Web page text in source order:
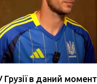
Грузії в даний момент